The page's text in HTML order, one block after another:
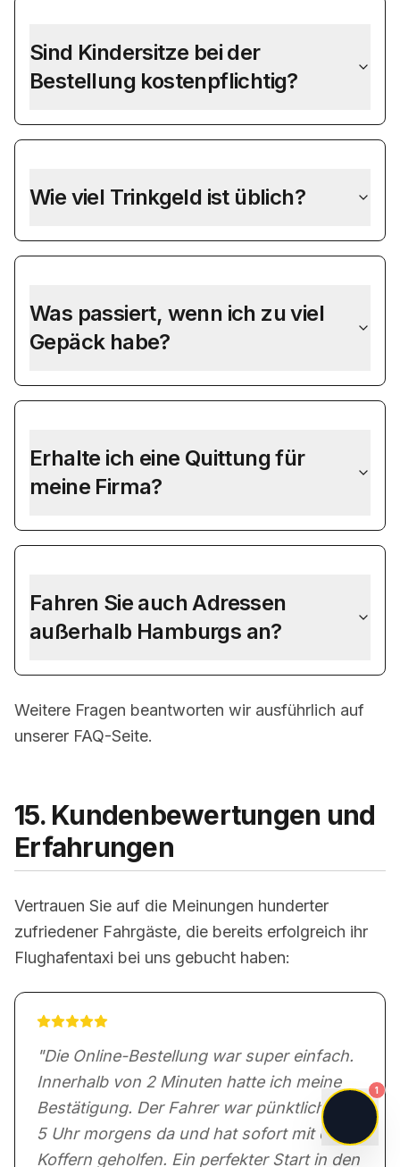
Sind Kindersitze bei der
Bestellung kostenpflichtig?
Wie viel Trinkgeld ist üblich?
Was passiert, wenn ich zu viel
Gepäck habe?
Erhalte ich eine Quittung für
meine Firma?
Fahren Sie auch Adressen
außerhalb Hamburgs an?
Weitere Fragen beantworten wir ausführlich auf
unserer FAQ-Seite.
15. Kundenbewertungen und
Erfahrungen
Vertrauen Sie auf die Meinungen hunderter
zufriedener Fahrgäste, die bereits erfolgreich ihr
Flughafentaxi bei uns gebucht haben:
"Die Online-Bestellung war super einfach.
Innerhalb von 2 Minuten hatte ich meine
Bestätigung. Der Fahrer war pünktlich um
5 Uhr morgens da und hat sofort mit den
Koffern geholfen. Ein perfekter Start in den
1